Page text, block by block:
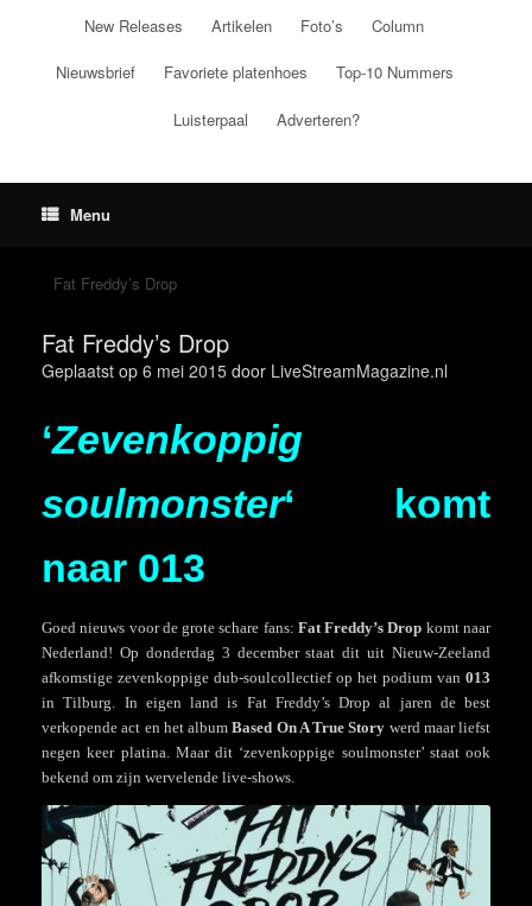
New Releases Artikelen Foto’s Column
Nieuwsbrief Favoriete platenhoes Top-10 Nummers
Luisterpaal Adverteren?
Menu
Fat Freddy’s Drop
Fat Freddy’s Drop
Geplaatst op 6 mei 2015 door LiveStreamMagazine.nl
‘Zevenkoppig
soulmonster‘ komt
naar 013
Goed nieuws voor de grote schare fans: Fat Freddy’s Drop komt naar
Nederland! Op donderdag 3 december staat dit uit Nieuw-Zeeland
afkomstige zevenkoppige dub-soulcollectief op het podium van 013
in Tilburg. In eigen land is Fat Freddy’s Drop al jaren de best
verkopende act en het albumBased On A True Story werd maar liefst
negen keer platina. Maar dit ‘zevenkoppige soulmonster’ staat ook
bekend om zijn wervelende live-shows.